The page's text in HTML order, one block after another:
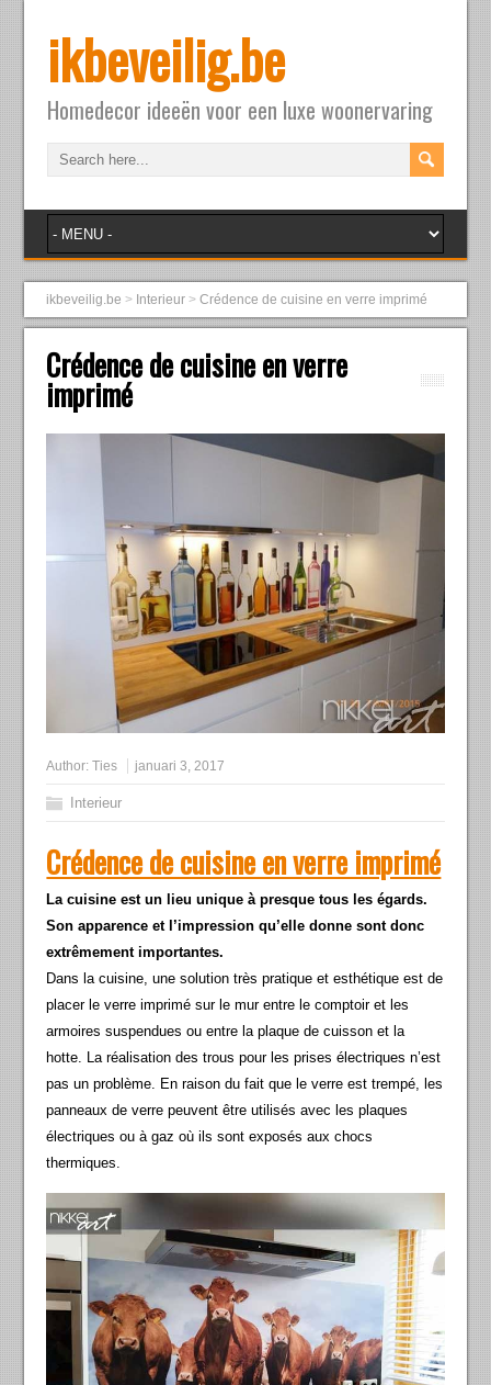
ikbeveilig.be
Homedecor ideeën voor een luxe woonervaring
ikbeveilig.be > Interieur >Crédence de cuisine en verre imprimé
Crédence de cuisine en verre
imprimé
Author:Ties januari 3, 2017
Interieur
Crédence de cuisine en verre imprimé
La cuisine est un lieu unique à presque tous les égards.
Son apparence et l’impression qu’elle donne sont donc
extrêmement importantes.
Dans la cuisine, une solution très pratique et esthétique est de
placer le verre imprimé sur le mur entre le comptoir et les
armoires suspendues ou entre la plaque de cuisson et la
hotte. La réalisation des trous pour les prises électriques n’est
pas un problème. En raison du fait que le verre est trempé, les
panneaux de verre peuvent être utilisés avec les plaques
électriques ou à gaz où ils sont exposés aux chocs
thermiques.